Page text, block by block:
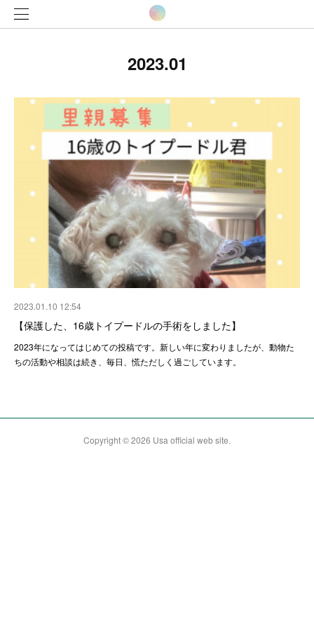
2023.01
2023.01.10 12:54
【保護した、16歳トイプードルの手術をしました】
2023年になってはじめての投稿です。新しい年に変わりましたが、動物た
ちの活動や相談は続き、毎日、慌ただしく過ごしています。
Copyright ©2026 Usa official web site.